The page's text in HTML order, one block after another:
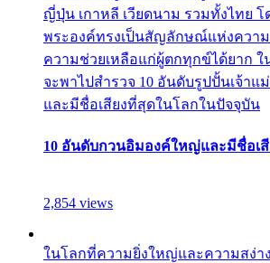
ญี่ปุ่น เกาหลี เวียดนาม รวมทั้งไทย โ
พระองค์ทรงเป็นสัญลักษณ์แห่งควา
ความช่วยเหลือแก่ผู้ตกทุกข์ได้ยาก ใ
จะพาไปสำรวจ 10 อันดับรูปปั้นเจ้า
และมีชื่อเสียงที่สุดในโลกในปัจจุบัน
10 อันดับกวนอิมองค์ใหญ่และมีชื่อเ
2,854 views
ในโลกที่ความยิ่งใหญ่และความสง่า